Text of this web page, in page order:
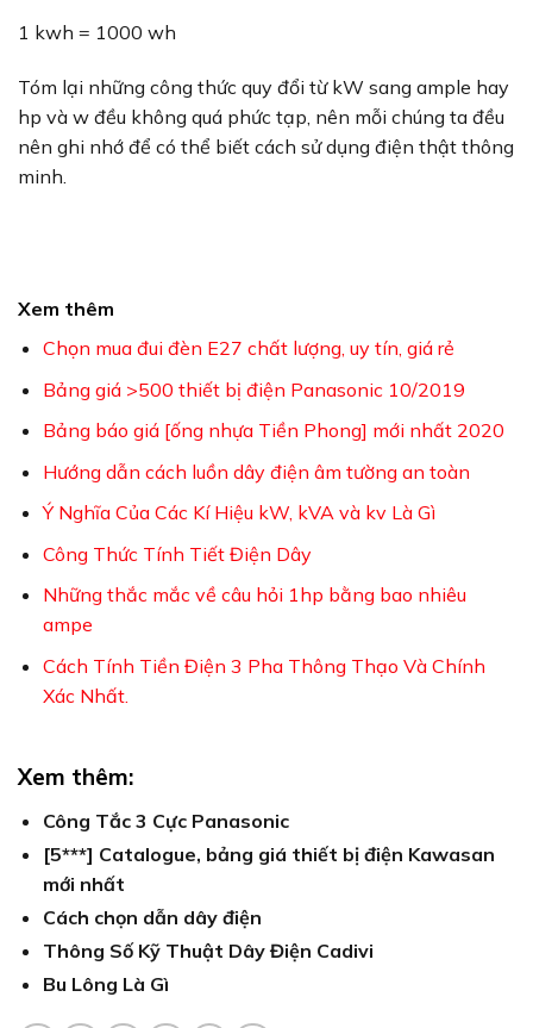
1 kwh = 1000 wh
Tóm lại những công thức quy đổi từ kW sang ample hay
hp và w đều không quá phức tạp, nên mỗi chúng ta đều
nên ghi nhớ để có thể biết cách sử dụng điện thật thông
minh.
Xem thêm
Chọn mua đui đèn E27 chất lượng, uy tín, giá rẻ
Bảng giá >500 thiết bị điện Panasonic 10/2019
Bảng báo giá [ống nhựa Tiền Phong] mới nhất 2020
Hướng dẫn cách luồn dây điện âm tường an toàn
Ý Nghĩa Của Các Kí Hiệu kW, kVA và kv Là Gì
Công Thức Tính Tiết Điện Dây
Những thắc mắc về câu hỏi 1hp bằng bao nhiêu
ampe
Cách Tính Tiền Điện 3 Pha Thông Thạo Và Chính
Xác Nhất.
Xem thêm:
Công Tắc 3 Cực Panasonic
[5***] Catalogue, bảng giá thiết bị điện Kawasan
mới nhất
Cách chọn dẫn dây điện
Thông Số Kỹ Thuật Dây Điện Cadivi
Bu Lông Là Gì